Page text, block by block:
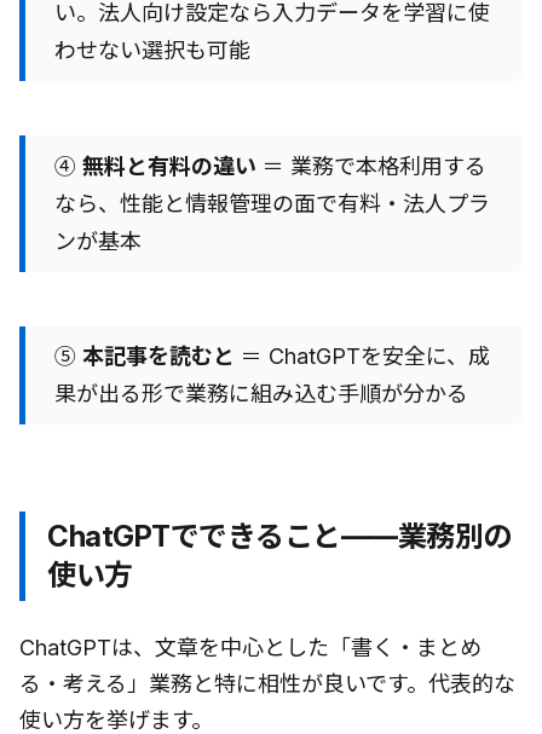
い。法人向け設定なら入力データを学習に使
わせない選択も可能
④ 無料と有料の違い ＝ 業務で本格利用する
なら、性能と情報管理の面で有料・法人プラ
ンが基本
⑤ 本記事を読むと ＝ ChatGPTを安全に、成
果が出る形で業務に組み込む手順が分かる
ChatGPTでできること——業務別の
使い方
ChatGPTは、文章を中心とした「書く・まとめ
る・考える」業務と特に相性が良いです。代表的な
使い方を挙げます。